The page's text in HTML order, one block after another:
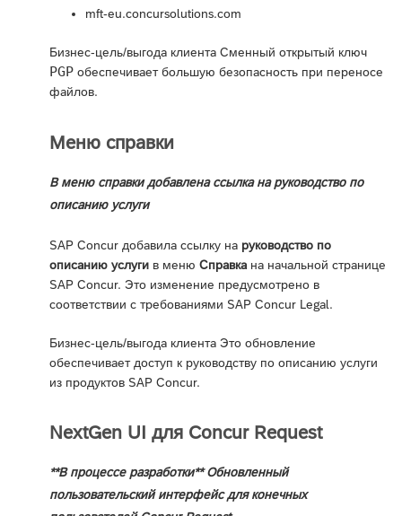
mft-eu.concursolutions.com
Бизнес-цель/выгода клиента Сменный открытый ключ
PGP обеспечивает большую безопасность при переносе
файлов.
Меню справки
В меню справки добавлена ссылка на руководство по
описанию услуги
SAP Concur добавила ссылку на руководство по
описанию услуги в меню Справка на начальной странице
SAP Concur. Это изменение предусмотрено в
соответствии с требованиями SAP Concur Legal.
Бизнес-цель/выгода клиента Это обновление
обеспечивает доступ к руководству по описанию услуги
из продуктов SAP Concur.
NextGen UI для Concur Request
**В процессе разработки** Обновленный
пользовательский интерфейс для конечных